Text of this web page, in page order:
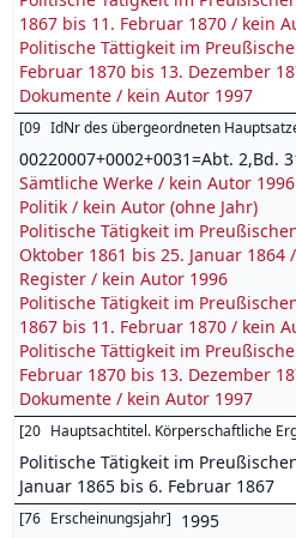
1867 bis 11. Februar 1870 / kein
Politische Tättigkeit im
Februar 1870 bis 13. Dezember
Dokumente / kein Autor 1997
[09 IdNr des übergeordneten
00220007+0002+0031=Abt. 2,Bd.
Sämtliche Werke / kein Autor
Politik / kein Autor (ohne Jahr)
Politische Tätigkeit im
Oktober 1861 bis 25. Januar 1864
Register / kein Autor 1996
Politische Tätigkeit im
1867 bis 11. Februar 1870 / kein
Politische Tättigkeit im
Februar 1870 bis 13. Dezember
Dokumente / kein Autor 1997
[20 Hauptsachtitel. Körperschaftliche
Politische Tätigkeit im
Januar 1865 bis 6. Februar 1867
[76 Erscheinungsjahr] 1995